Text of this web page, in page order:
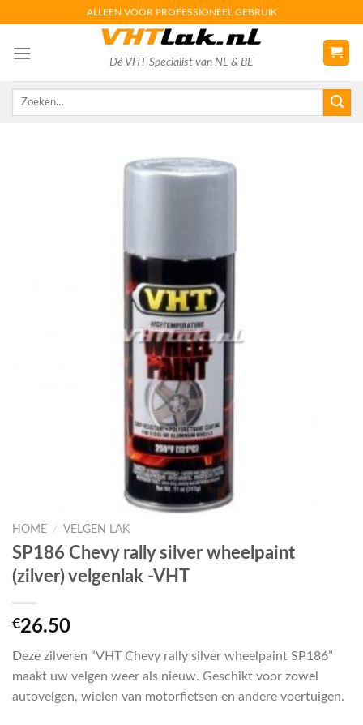
content
ALLEEN VOOR PROFESSIONEEL GEBRUIK
Dé VHT Specialist van NL & BE
Zoeken
HOME / VELGEN LAK
SP186 Chevy rally silver wheelpaint
(zilver) velgenlak -VHT
€26.50
Deze zilveren “VHT Chevy rally silver wheelpaint SP186”
maakt uw velgen weer als nieuw. Geschikt voor zowel
autovelgen, wielen van motorfietsen en andere voertuigen.